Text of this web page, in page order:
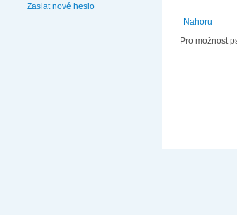
Zaslat nové heslo
Nahoru
Pro možnost